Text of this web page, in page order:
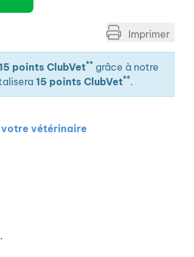
secondes pour permettre à
de produit.tion
Imprimer
points ClubVet** grâce à notre
15 points ClubVet**.
vétérinaire